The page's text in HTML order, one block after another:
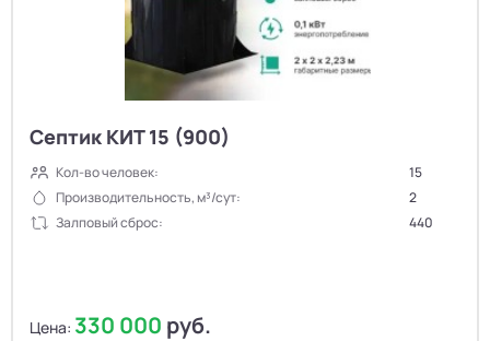
Септик КИТ 15 (900)
Кол-во человек:
15
Производительность, м³/сут:
2
Залповый сброс:
440
Цена: 330 000 руб.